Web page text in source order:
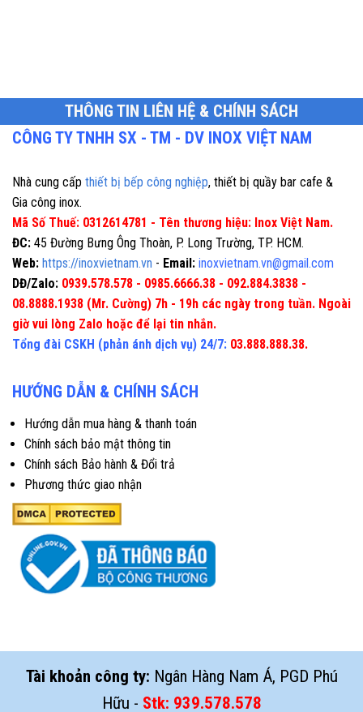
THÔNG TIN LIÊN HỆ & CHÍNH SÁCH
CÔNG TY TNHH SX - TM - DV INOX VIỆT NAM
Nhà cung cấp thiết bị bếp công nghiệp, thiết bị quầy bar cafe &
Gia công inox.
Mã Số Thuế: 0312614781 - Tên thương hiệu: Inox Việt Nam.
ĐC: 45 Đường Bưng Ông Thoàn, P. Long Trường, TP. HCM.
Web: https://inoxvietnam.vn - Email: inoxvietnam.vn@gmail.com
DĐ/Zalo: 0939.578.578 - 0985.6666.38 - 092.884.3838 -
08.8888.1938 (Mr. Cường) 7h - 19h các ngày trong tuần. Ngoài
giờ vui lòng Zalo hoặc để lại tin nhắn.
Tổng đài CSKH (phản ánh dịch vụ) 24/7: 03.888.888.38.
HƯỚNG DẪN & CHÍNH SÁCH
Hướng dẫn mua hàng & thanh toán
Chính sách bảo mật thông tin
Chính sách Bảo hành & Đổi trả
Phương thức giao nhận
Tài khoản công ty: Ngân Hàng Nam Á, PGD Phú
Hữu - Stk: 939.578.578